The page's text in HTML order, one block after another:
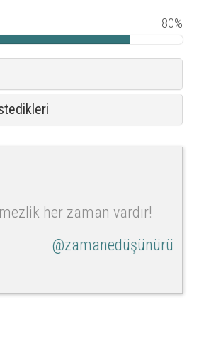
80%
her zaman vardır!
@zamanedüşünürü